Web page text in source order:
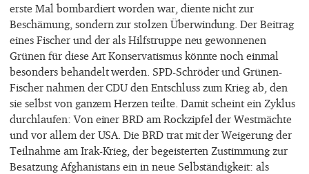
erste Mal bombardiert worden war, diente nicht zur
Beschämung, sondern zur stolzen Überwindung. Der Beitrag
eines Fischer und der als Hilfstruppe neu gewonnenen
Grünen für diese Art Konservatismus könnte noch einmal
besonders behandelt werden. SPD-Schröder und Grünen-
Fischer nahmen der CDU den Entschluss zum Krieg ab, den
sie selbst von ganzem Herzen teilte. Damit scheint ein Zyklus
durchlaufen: Von einer BRD am Rockzipfel der Westmächte
und vor allem der USA. Die BRD trat mit der Weigerung der
Teilnahme am Irak-Krieg, der begeisterten Zustimmung zur
Besatzung Afghanistans ein in neue Selbständigkeit: als